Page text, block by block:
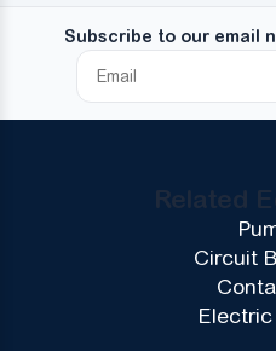
Subscribe to our email
Related
Circuit